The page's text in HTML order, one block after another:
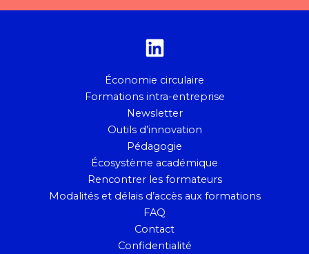
Économie circulaire
Formations intra-entreprise
Newsletter
Outils d’innovation
Pédagogie
Écosystème académique
Rencontrer les formateurs
Modalités et délais d’accès aux formations
FAQ
Contact
Confidentialité